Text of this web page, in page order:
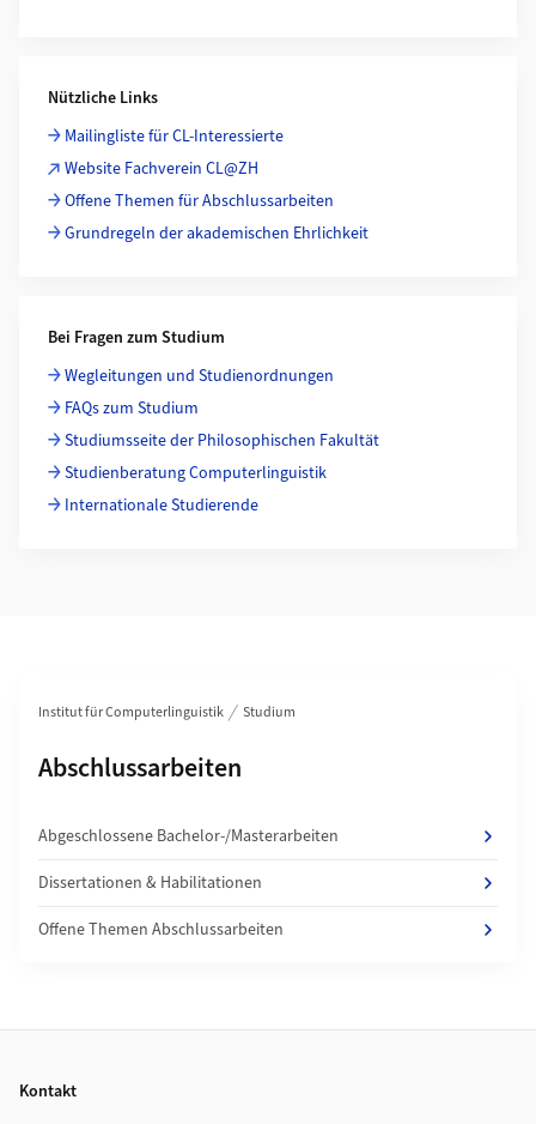
Nützliche Links
Mailingliste für CL-Interessierte
Website Fachverein CL@ZH
Offene Themen für Abschlussarbeiten
Grundregeln der akademischen Ehrlichkeit
Bei Fragen zum Studium
Wegleitungen und Studienordnungen
FAQs zum Studium
Studiumsseite der Philosophischen Fakultät
Studienberatung Computerlinguistik
Internationale Studierende
Institut für Computerlinguistik Studium
Unterseiten von
Abschlussarbeiten
Abgeschlossene Bachelor-/Masterarbeiten
Dissertationen & Habilitationen
Offene Themen Abschlussarbeiten
Kontakt